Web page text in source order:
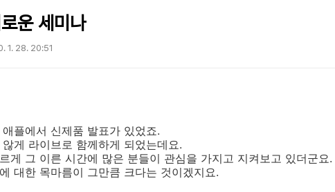
운 세미나
1. 28. 20:51
플에서 신제품 발표가 있었죠.
게 라이브로 함께하게 되었는데요.
게 그 이른 시간에 많은 분들이 관심을 가지고 지켜보고 있더군요.
대한 목마름이 그만큼 크다는 것이겠지요.